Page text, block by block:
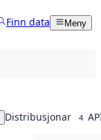
Finn data Meny
Distribusjonar 4